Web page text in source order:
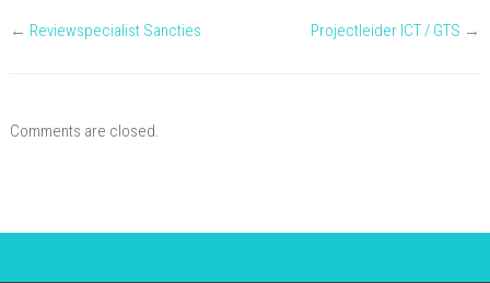
← Reviewspecialist Sancties Projectleider ICT / GTS →
Comments are closed.